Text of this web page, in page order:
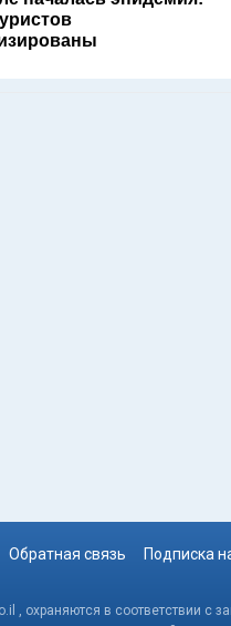
Обратная связь Подписка
, охраняются в соответствии с